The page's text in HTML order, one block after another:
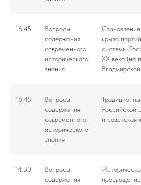
16.45
Вопросы
содержания
современного
исторического
знания
крыла
системы
ХХ века (на
16.45
Вопросы
содержания
современного
исторического
знания
Российской
и советская
14.30
Вопросы
содержания